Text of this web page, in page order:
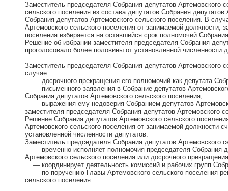
Заместитель председателя Собрания депутатов Артемовского
сельского поселения из состава депутатов Собрания
Собрания депутатов Артемовского сельского поселения. В
Артемовского сельского поселения от занимаемой должности,
поселения избирается на оставшийся срок полномочий
Решение об избрании заместителя председателя Собрания
проголосовало более половины от установленной численности
Заместитель председателя Собрания депутатов Артемовского
случае:
— досрочного прекращения его полномочий как депутата
— письменного заявления в Собрание депутатов
Собрания депутатов Артемовского сельского поселения;
— выражения ему недоверия Собранием депутатов
заместителя председателя Собрания депутатов Артемовского
Решение Собрания депутатов Артемовского сельского
Артемовского сельского поселения от занимаемой должности
установленной численности депутатов.
Заместитель председателя Собрания депутатов Артемовского
— временно исполняет полномочия председателя Собрания
Артемовского сельского поселения или досрочного
— координирует деятельность комиссий и рабочих групп
— по поручению Главы Артемовского сельского поселения
сельского поселения.